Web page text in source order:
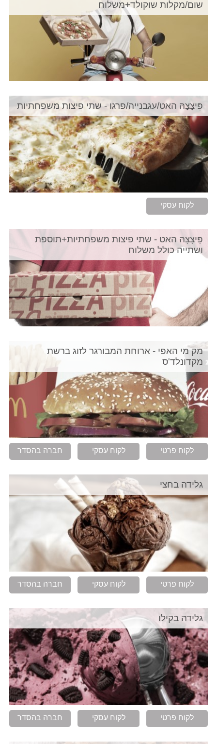
שום/מקלות שוקולד+משלוח
פִּיצָצָהּ האט/עגבנייה/פרגו - שתי פיצות משפחתיות
לקוח עסקי
פִּיצָצָהּ האט - שתי פיצות משפחתיות+תוספת
ושתייה כולל משלוח
מק מי האפי - ארוחת המבורגר לזוג ברשת
מקדונלד'ס
לקוח פרטי לקוח עסקי חברה בהסדר
גלידה בחצי
לקוח פרטי לקוח עסקי חברה בהסדר
גלידה בקילו
לקוח פרטי לקוח עסקי חברה בהסדר